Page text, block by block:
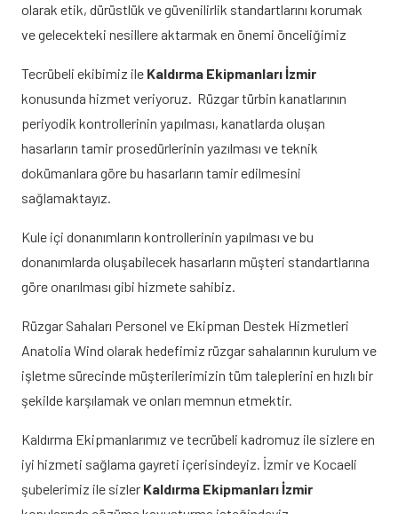
olarak etik, dürüstlük ve güvenilirlik standartlarını korumak
ve gelecekteki nesillere aktarmak en önemi önceliğimiz
Tecrübeli ekibimiz ile Kaldırma Ekipmanları İzmir
konusunda hizmet veriyoruz. Rüzgar türbin kanatlarının
periyodik kontrollerinin yapılması, kanatlarda oluşan
hasarların tamir prosedürlerinin yazılması ve teknik
dokümanlara göre bu hasarların tamir edilmesini
sağlamaktayız.
Kule içi donanımların kontrollerinin yapılması ve bu
donanımlarda oluşabilecek hasarların müşteri standartlarına
göre onarılması gibi hizmete sahibiz.
Rüzgar Sahaları Personel ve Ekipman Destek Hizmetleri
Anatolia Wind olarak hedefimiz rüzgar sahalarının kurulum ve
işletme sürecinde müşterilerimizin tüm taleplerini en hızlı bir
şekilde karşılamak ve onları memnun etmektir.
Kaldırma Ekipmanlarımız ve tecrübeli kadromuz ile sizlere en
iyi hizmeti sağlama gayreti içerisindeyiz. İzmir ve Kocaeli
şubelerimiz ile sizler Kaldırma Ekipmanları İzmir